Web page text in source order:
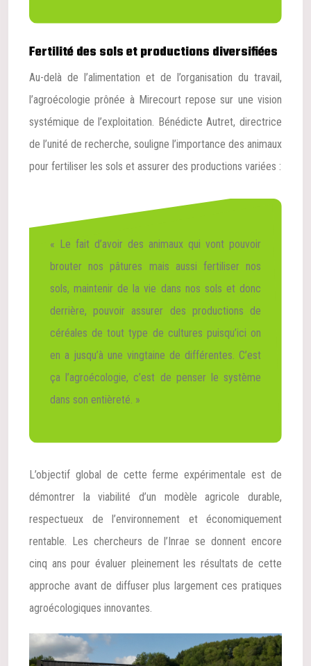
Fertilité des sols et productions diversifiées
Au-delà de l’alimentation et de l’organisation du travail,
l’agroécologie prônée à Mirecourt repose sur une vision
systémique de l’exploitation. Bénédicte Autret, directrice
de l’unité de recherche, souligne l’importance des animaux
pour fertiliser les sols et assurer des productions variées :
« Le fait d’avoir des animaux qui vont pouvoir
brouter nos pâtures mais aussi fertiliser nos
sols, maintenir de la vie dans nos sols et donc
derrière, pouvoir assurer des productions de
céréales de tout type de cultures puisqu’ici on
en a jusqu’à une vingtaine de différentes. C’est
ça l’agroécologie, c’est de penser le système
dans son entièreté. »
L’objectif global de cette ferme expérimentale est de
démontrer la viabilité d’un modèle agricole durable,
respectueux de l’environnement et économiquement
rentable. Les chercheurs de l’Inrae se donnent encore
cinq ans pour évaluer pleinement les résultats de cette
approche avant de diffuser plus largement ces pratiques
agroécologiques innovantes.